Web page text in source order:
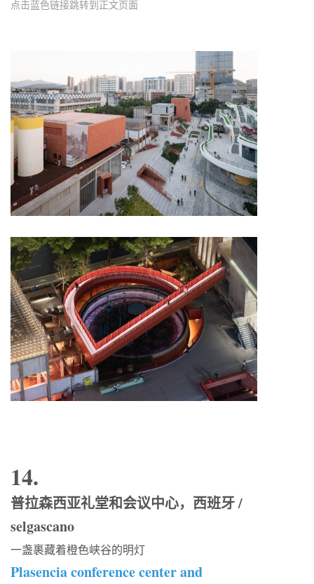
点击蓝色链接跳转到正文页面
14.
普拉森西亚礼堂和会议中心，西班牙 /
selgascano
一盏裹藏着橙色峡谷的明灯
Plasencia conference center and